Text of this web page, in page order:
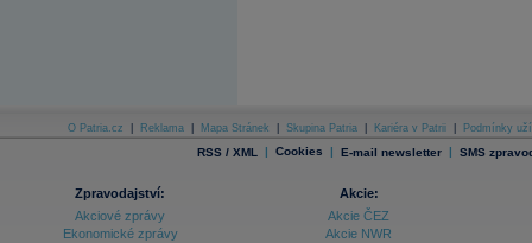
O Patria.cz Reklama Mapa Stránek Skupina Patria Kariéra v Patrii Podmínky
RSS / XML | Cookies | E-mail newsletter | SMS
Zpravodajství:
Akciové zprávy
Ekonomické zprávy
Akcie:
Akcie ČEZ
Akcie NWR